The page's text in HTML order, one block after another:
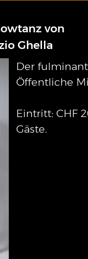
von
Ghella
Der
Öffentliche
Eintritt: CHF
Gäste.